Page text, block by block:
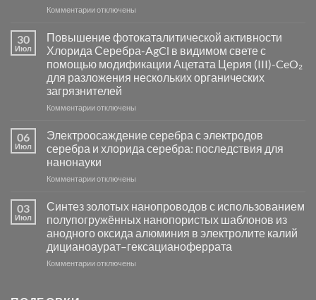
Комментариик
Пламенный
синтез
катализаторов
и
сенсоров
на
основе
группы
отключены
30
Июл
Повышение фотокаталитической активности
Хлорида Серебра-AgCl в видимом свете с
помощью модификации Ацетата Церия (III)-CeO₂
для разложения нескольких органических
загрязнителей
Комментариик
фотокаталитической
активности
Хлорида
Серебра-
в
видимом
свете
с
помощью
модификации
отключены
06
Июл
Электроосаждение серебра с электродов
серебра и хлорида серебра: последствия для
нанонауки
Комментариик
серебра
с
электродов
серебра
и
отключены
03
Июл
Синтез золотых нанопроводов с использованием
полупогружённых нанопористых шаблонов из
анодного оксида алюминия в электролите калий
дицианоаурат–гексацианоферрата
Комментариикотключены